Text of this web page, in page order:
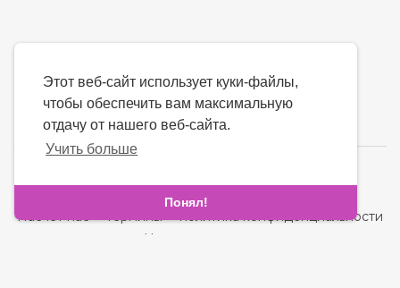
Этот веб-сайт использует куки-файлы,
чтобы обеспечить вам максимальную
отдачу от нашего веб-сайта.
Учить больше
Понял!
Насчет нас-термины-политика конфиденциальности
Часто задаваемые вопросы